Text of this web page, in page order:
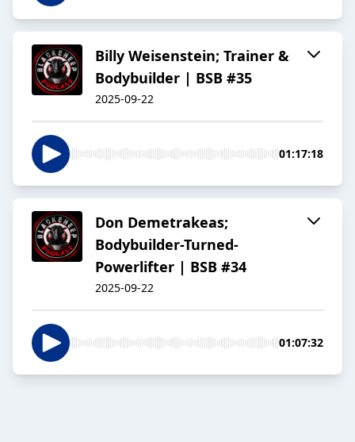
Billy Weisenstein; Trainer &
Bodybuilder | BSB #35
2025-09-22
01:17:18
Don Demetrakeas;
Bodybuilder-Turned-
Powerlifter | BSB #34
2025-09-22
01:07:32